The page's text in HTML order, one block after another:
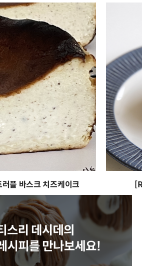
플 바스크 치즈케이크